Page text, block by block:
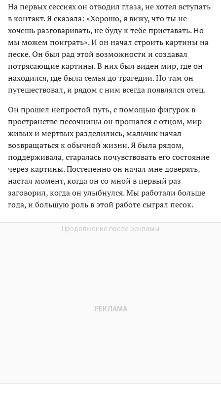
На первых сессиях он отводил глаза, не хотел вступать
в контакт. Я сказала: «Хорошо, я вижу, что ты не
хочешь разговаривать, не буду к тебе приставать. Но
мы можем поиграть». И он начал строить картины на
песке. Он был рад этой возможности и создавал
потрясающие картины. В них был виден мир, где он
находился, где была семья до трагедии. Но там он
путешествовал, и рядом с ним всегда появлялся отец.
Он прошел непростой путь, с помощью фигурок в
пространстве песочницы он прощался с отцом, мир
живых и мертвых разделились, мальчик начал
возвращаться к обычной жизни. Я была рядом,
поддерживала, старалась почувствовать его состояние
через картины. Постепенно он начал мне доверять,
настал момент, когда он со мной в первый раз
заговорил, когда он улыбнулся. Мы работали больше
года, и большую роль в этой работе сыграл песок.